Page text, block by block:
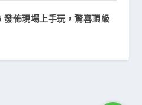
佈現場上手玩，驚喜頂級